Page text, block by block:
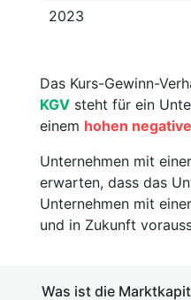
2023
Das Kurs-Gewinn-
KGV steht für ein
einem hohen
Unternehmen mit
erwarten, dass das
Unternehmen mit
und in Zukunft
Was ist die